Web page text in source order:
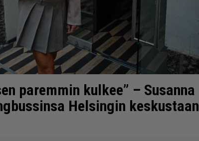
paremmin kulkee” – Susanna
Helsingin keskustaan